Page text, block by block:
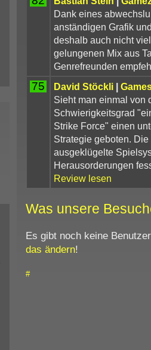
Dank eines
anständigen Grafik
deshalb auch nicht
gelungenen Mix aus
Genrefreunden
75 David Stöckli|
Sieht man einmal von
Schwierigkeitsgrad
Strike Force" einen
Strategie geboten.
ausgeklügelte
Herausorderungen
Review lesen
Was unsere
Es gibt noch keine
das ändern!
#